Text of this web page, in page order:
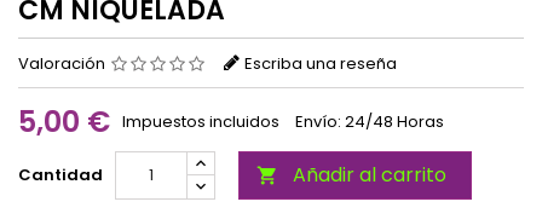
CM NIQUELADA
Valoración Escriba una reseña
5,00 € Impuestos incluidos Envío: 24/48 Horas
Cantidad  Añadir al carrito